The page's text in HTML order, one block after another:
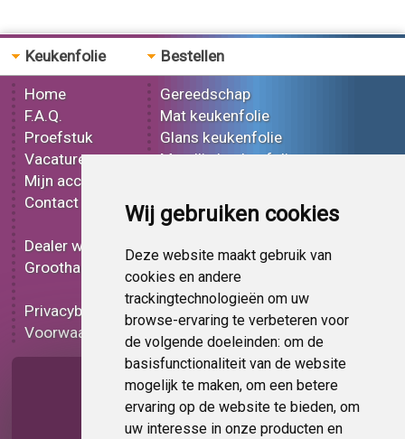
Wij gebruiken cookies
Deze website maakt gebruik van
cookies en andere
trackingtechnologieën om uw
browse-ervaring te verbeteren voor
de volgende doeleinden: om de
basisfunctionaliteit van de website
mogelijk te maken, om een betere
ervaring op de website te bieden, om
uw interesse in onze producten en
Keukenfolie
Home
F.A.Q.
Proefstuk
Vacatures
Mijn account
Contact
Dealer worden
Groothandel
Privacybeleid
Voorwaarden
Bestellen
Gereedschap
Mat keukenfolie
Glans keukenfolie
Metallic keukenfolie
Effect keukenfolie
Bedrukt keukenfolie
Carbon keukenfolie
Lampen folie
Functionele folie
Keukenfolie korting
Op bestelling
Pagina delen